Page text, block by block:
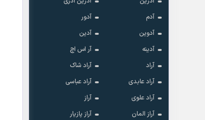
آدم
آدور
آدوین
آدین
آدینه
آر اس اچ
آراد
آراد شاک
آراد عابدی
آراد عباسی
آراد علوی
آراز
آراز المان
آراز پازیار